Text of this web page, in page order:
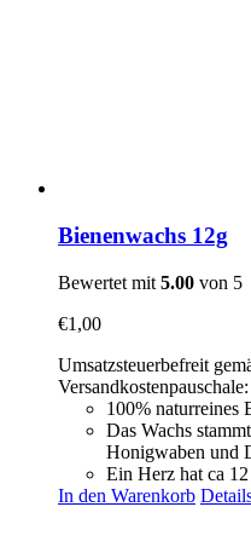
Bienenwachs 12g
Bewertet mit 5.00 von 5
€1,00
Umsatzsteuerbefreit
100% naturreines
Das Wachs
Honigwaben und
Ein Herz hat ca
In den Warenkorb